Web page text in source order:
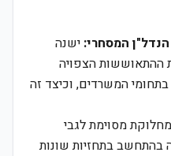
המסחרי: ישנה
ההתאוששות הצפויה
המשרדים, וכיצד זה
מסוימת לגבי
בהתחשב בתחזיות שונות